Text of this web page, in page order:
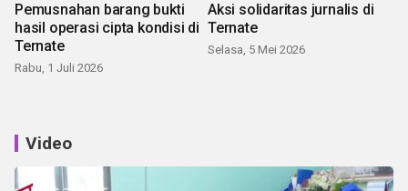
Pemusnahan barang bukti
hasil operasi cipta kondisi di
Ternate
Rabu, 1 Juli 2026
Aksi solidaritas jurnalis di
Ternate
Selasa, 5 Mei 2026
Video